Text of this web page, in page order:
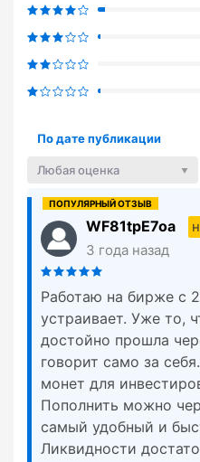
По дате публикации
Любая оценка
WF81tpE7oa
3 года назад
Работаю на бирже с
устраивает. Уже то,
достойно прошла
говорит само за
монет для
Пополнить можно
самый удобный и
Ликвидности